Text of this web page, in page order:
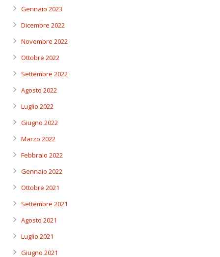
Gennaio 2023
Dicembre 2022
Novembre 2022
Ottobre 2022
Settembre 2022
Agosto 2022
Luglio 2022
Giugno 2022
Marzo 2022
Febbraio 2022
Gennaio 2022
Ottobre 2021
Settembre 2021
Agosto 2021
Luglio 2021
Giugno 2021